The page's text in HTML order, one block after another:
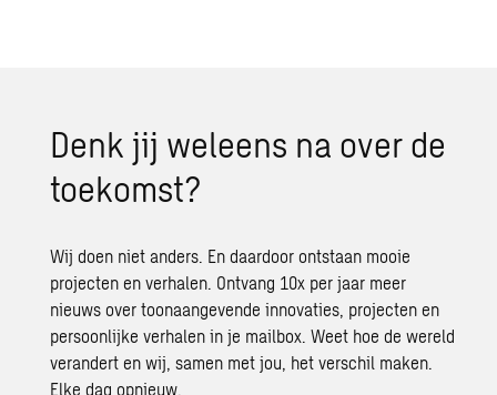
Denk jij weleens na over de
toekomst?
Wij doen niet anders. En daardoor ontstaan mooie
projecten en verhalen. Ontvang 10x per jaar meer
nieuws over toonaangevende innovaties, projecten en
persoonlijke verhalen in je mailbox. Weet hoe de wereld
verandert en wij, samen met jou, het verschil maken.
Elke dag opnieuw.